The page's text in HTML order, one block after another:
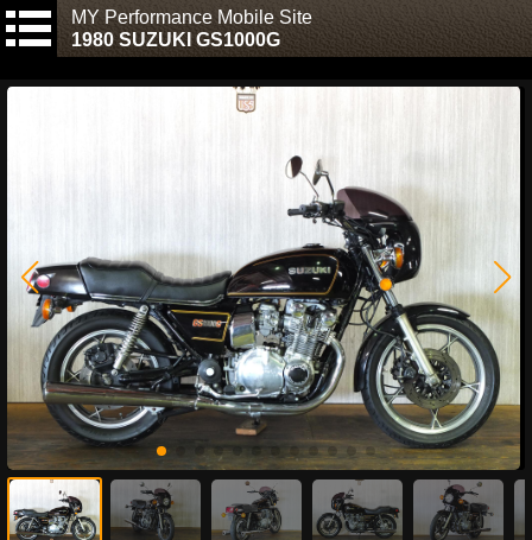
MY Performance Mobile Site
1980 SUZUKI GS1000G